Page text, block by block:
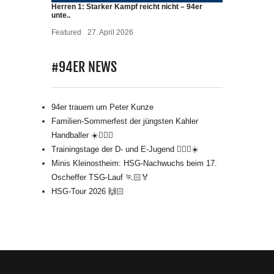
Herren 1: Starker Kampf reicht nicht – 94er
unte..
Featured
27. April 2026
#94ER NEWS
94er trauern um Peter Kunze
Familien-Sommerfest der jüngsten Kahler
Handballer ☀️🤾🏻‍♂️
Trainingstage der D- und E-Jugend 🤾🏻‍♂️☀️
Minis Kleinostheim: HSG-Nachwuchs beim 17.
Oscheffer TSG-Lauf 🏃🏻🏅
HSG-Tour 2026 🙌🏻